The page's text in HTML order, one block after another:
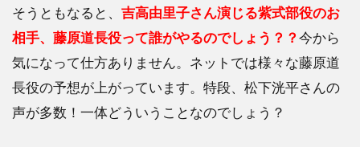
そうともなると、 吉高由里子さん演じる紫式部役のお
相手、藤原道長役って誰がやるのでしょう？？今から
気になって仕方ありません。ネットでは様々な藤原道
長役の予想が上がっています。特段、松下洸平さんの
声が多数！一体どういうことなのでしょう？